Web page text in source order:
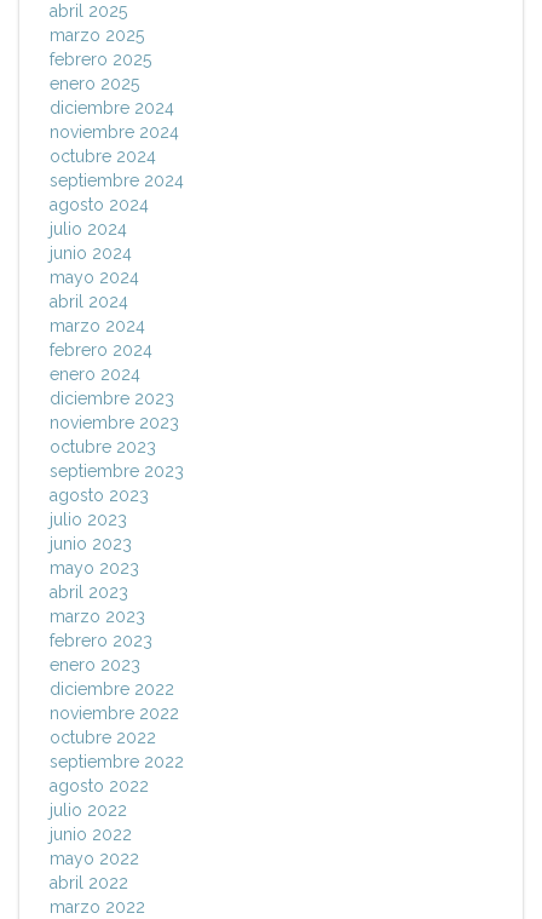
abril 2025
marzo 2025
febrero 2025
enero 2025
diciembre 2024
noviembre 2024
octubre 2024
septiembre 2024
agosto 2024
julio 2024
junio 2024
mayo 2024
abril 2024
marzo 2024
febrero 2024
enero 2024
diciembre 2023
noviembre 2023
octubre 2023
septiembre 2023
agosto 2023
julio 2023
junio 2023
mayo 2023
abril 2023
marzo 2023
febrero 2023
enero 2023
diciembre 2022
noviembre 2022
octubre 2022
septiembre 2022
agosto 2022
julio 2022
junio 2022
mayo 2022
abril 2022
marzo 2022